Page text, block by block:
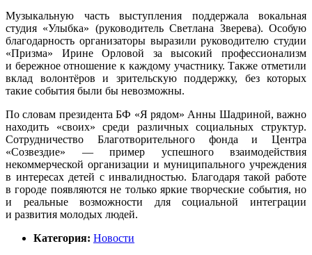
Музыкальную часть выступления поддержала вокальная
студия «Улыбка» (руководитель Светлана Зверева). Особую
благодарность организаторы выразили руководителю студии
«Призма» Ирине Орловой за высокий профессионализм
и бережное отношение к каждому участнику. Также отметили
вклад волонтёров и зрительскую поддержку, без которых
такие события были бы невозможны.
По словам президента БФ «Я рядом» Анны Шадриной, важно
находить «своих» среди различных социальных структур.
Сотрудничество Благотворительного фонда и Центра
«Созвездие» — пример успешного взаимодействия
некоммерческой организации и муниципального учреждения
в интересах детей с инвалидностью. Благодаря такой работе
в городе появляются не только яркие творческие события, но
и реальные возможности для социальной интеграции
и развития молодых людей.
Категория: Новости